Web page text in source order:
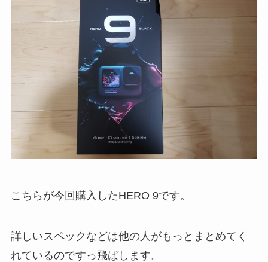
こちらが今回購入したHERO 9です。
詳しいスペックなどは他の人がもっとまとめてく
れているのですっ飛ばします。